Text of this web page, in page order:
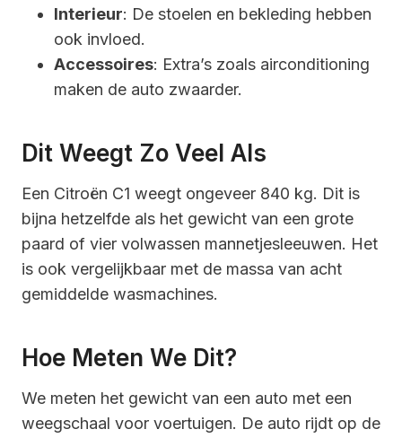
Interieur: De stoelen en bekleding hebben
ook invloed.
Accessoires: Extra’s zoals airconditioning
maken de auto zwaarder.
Dit Weegt Zo Veel Als
Een Citroën C1 weegt ongeveer 840 kg. Dit is
bijna hetzelfde als het gewicht van een grote
paard of vier volwassen mannetjesleeuwen. Het
is ook vergelijkbaar met de massa van acht
gemiddelde wasmachines.
Hoe Meten We Dit?
We meten het gewicht van een auto met een
weegschaal voor voertuigen. De auto rijdt op de